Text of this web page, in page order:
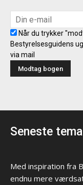
Når du trykker
Bestyrelsesguidens
via mail
Seneste tema
Med inspiration fra
endnu mere